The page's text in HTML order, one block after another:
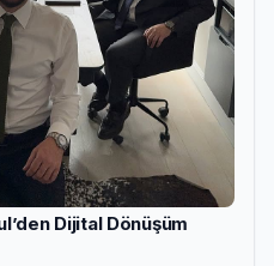
Dijital Dönüşüm